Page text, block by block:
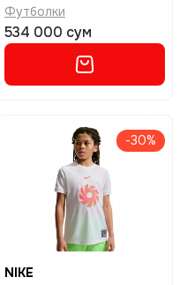
Футболки
534 000 сум
-30%
NIKE